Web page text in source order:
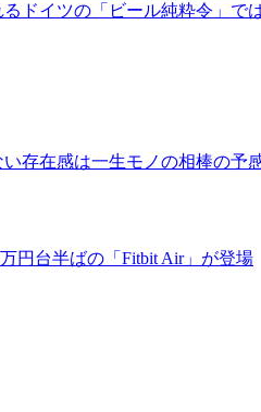
ドイツの「ビール純粋令」で
存在感は一生モノの相棒の予
円台半ばの「Fitbit Air」が登場